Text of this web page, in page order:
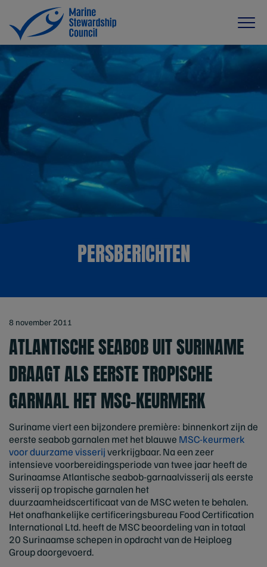
PERSBERICHTEN
8 november 2011
ATLANTISCHE SEABOB UIT SURINAME
DRAAGT ALS EERSTE TROPISCHE
GARNAAL HET MSC-KEURMERK
Suriname viert een bijzondere première: binnenkort zijn de
eerste seabob garnalen met het blauwe MSC-keurmerk
voor duurzame visserijverkrijgbaar. Na een zeer
intensieve voorbereidingsperiode van twee jaar heeft de
Surinaamse Atlantische seabob-garnaalvisserij als eerste
visserij op tropische garnalen het
duurzaamheidscertificaat van de MSC weten te behalen.
Het onafhankelijke certificeringsbureau Food Certification
International Ltd. heeft de MSC beoordeling van in totaal
20 Surinaamse schepen in opdracht van de Heiploeg
Group doorgevoerd.